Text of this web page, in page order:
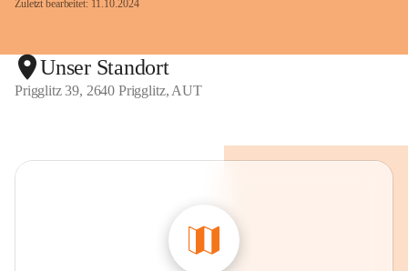
Zuletzt bearbeitet: 11.10.2024
Unser Standort
Prigglitz 39, 2640 Prigglitz, AUT